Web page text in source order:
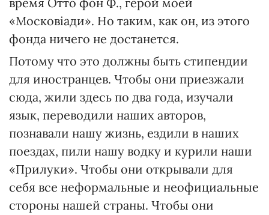
«Московіади». Но таким, как он, из этого
фонда ничего не достанется.
Потому что это должны быть стипендии
для иностранцев. Чтобы они приезжали
сюда, жили здесь по два года, изучали
язык, переводили наших авторов,
познавали нашу жизнь, ездили в наших
поездах, пили нашу водку и курили наши
«Прилуки». Чтобы они открывали для
себя все неформальные и неофициальные
стороны нашей страны. Чтобы они